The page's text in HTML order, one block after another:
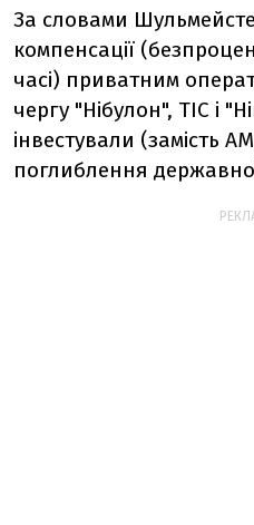
За словами
компенсації
часі) приватним
чергу "Нібулон", ТІС і
інвестували (замість
поглиблення